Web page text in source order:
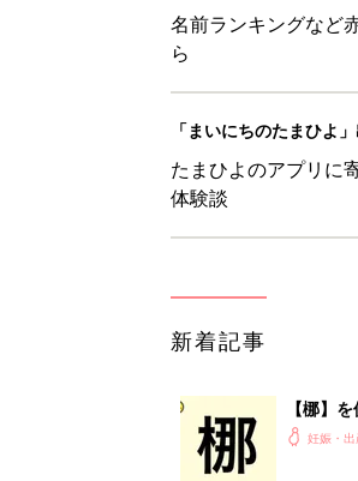
【梛】
【徠】を
妊娠・出産
【彗】